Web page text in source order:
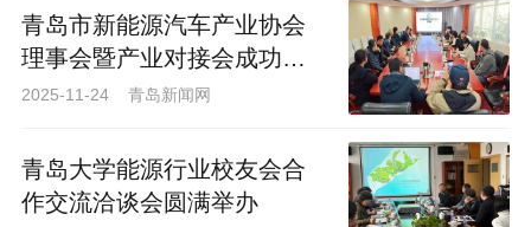
青岛市新能源汽车产业协会
理事会暨产业对接会成功举
办
2025-11-24 青岛新闻网
青岛大学能源行业校友会合
作交流洽谈会圆满举办